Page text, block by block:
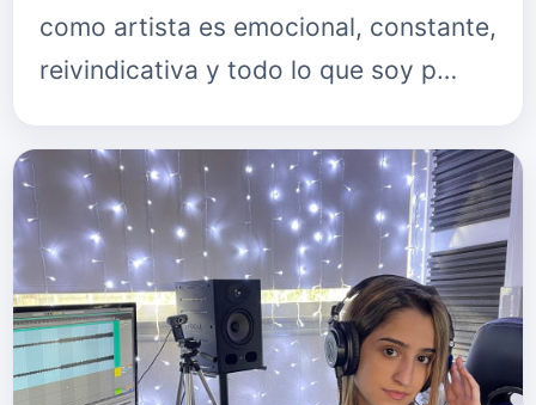
como artista es emocional, constante,
reivindicativa y todo lo que soy p…